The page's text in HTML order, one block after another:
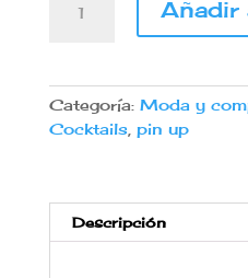
cocktails
talla
S
cantidad
Añadir
Categoría: Moda y
Cocktails pin up
Descripción